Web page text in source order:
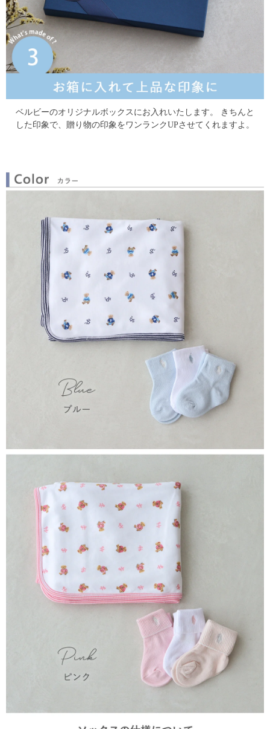
ベルビーのオリジナルボックスにお入れいたします。
きちんと
した印象で、贈り物の印象をワンランクUPさせてくれますよ。